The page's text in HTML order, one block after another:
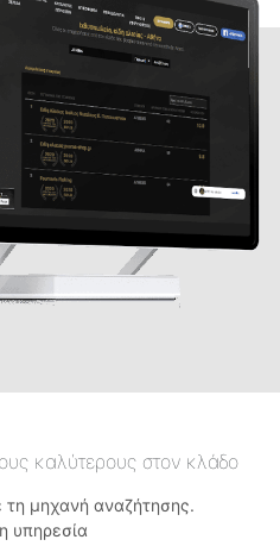
καλύτερους στον κλάδο
τη μηχανή αναζήτησης.
υπηρεσία